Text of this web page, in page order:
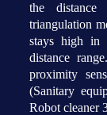
the distance
triangulation
stays high in
distance
proximity
(Sanitary
Robot cleaner